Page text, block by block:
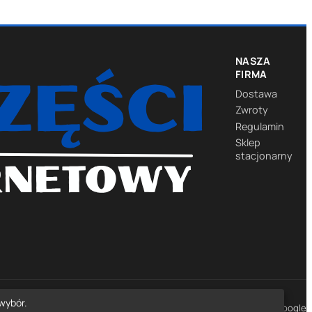
NASZA
FIRMA
Dostawa
Zwroty
Regulamin
Sklep
stacjonarny
· 1452 opinie Google